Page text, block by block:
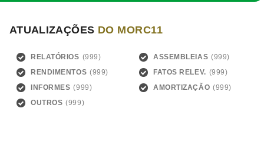
ATUALIZAÇÕES DO MORC11
RELATÓRIOS
ASSEMBLEIAS
RENDIMENTOS
FATOS RELEV.
INFORMES
AMORTIZAÇÃO
OUTROS